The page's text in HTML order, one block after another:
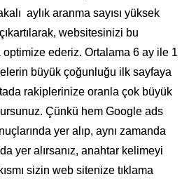
aylık aranma sayısı yüksek
websitesinizi bu
ederiz. Ortalama 6 ay ile 1
büyük çoğunluğu ilk sayfaya
rakiplerinize oranla çok büyük
Çünkü hem Google ads
yer alıp, aynı zamanda
yer alırsanız, anahtar kelimeyi
sizin web sitenize tıklama